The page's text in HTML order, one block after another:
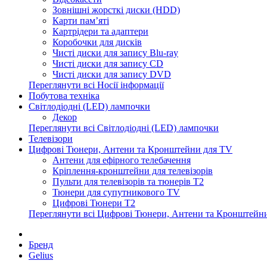
Зовнішні жорсткі диски (HDD)
Карти пам’яті
Картрідери та адаптери
Коробочки для дисків
Чисті диски для запису Blu-ray
Чисті диски для запису CD
Чисті диски для запису DVD
Переглянути всі Носії інформації
Побутова техніка
Світлодіодні (LED) лампочки
Декор
Переглянути всі Світлодіодні (LED) лампочки
Телевізори
Цифрові Тюнери, Антени та Кронштейни для TV
Антени для ефірного телебачення
Кріплення-кронштейни для телевізорів
Пульти для телевізорів та тюнерів T2
Тюнери для супутникового TV
Цифрові Тюнери T2
Переглянути всі Цифрові Тюнери, Антени та
Бренд
Gelius